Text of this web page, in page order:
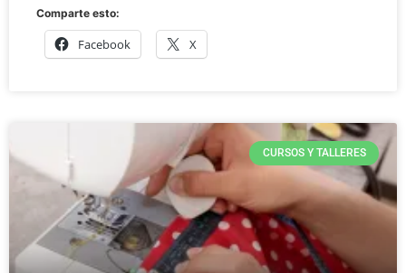
Comparte esto:
Facebook X
CURSOS Y TALLERES